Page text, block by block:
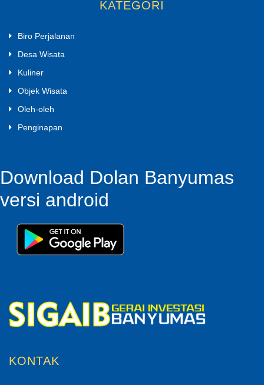
KATEGORI
Biro Perjalanan
Desa Wisata
Kuliner
Objek Wisata
Oleh-oleh
Penginapan
Download Dolan Banyumas
versi android
KONTAK